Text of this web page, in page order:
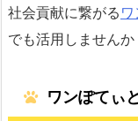
社会貢献に繋がる
でも活用しませんか
ワンぽてぃと